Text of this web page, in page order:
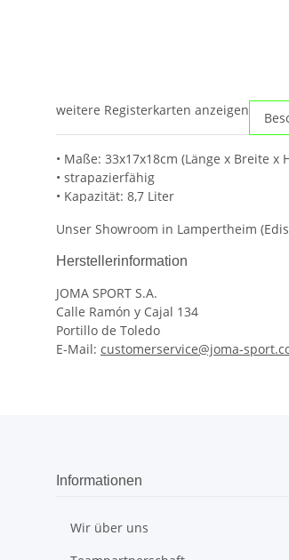
weitere Registerkarten anzeigen
• Maße: 33x17x18cm (Länge x Breite x
• strapazierfähig
• Kapazität: 8,7 Liter
Unser Showroom in Lampertheim
Herstellerinformation
JOMA SPORT S.A.
Calle Ramón y Cajal 134
Portillo de Toledo
E-Mail: customerservice@joma-
Informationen
Wir über uns